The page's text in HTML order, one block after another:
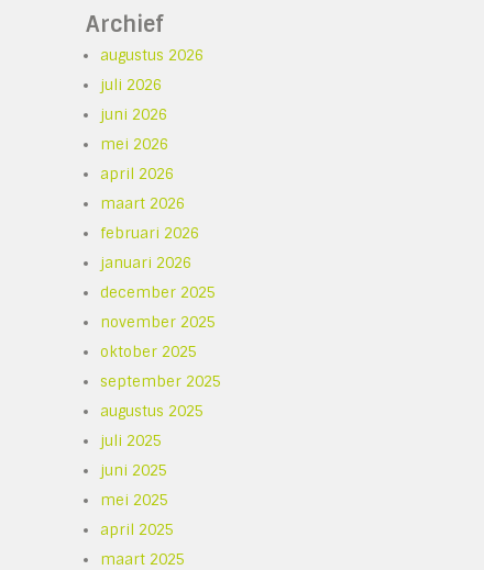
Archief
augustus 2026
juli 2026
juni 2026
mei 2026
april 2026
maart 2026
februari 2026
januari 2026
december 2025
november 2025
oktober 2025
september 2025
augustus 2025
juli 2025
juni 2025
mei 2025
april 2025
maart 2025